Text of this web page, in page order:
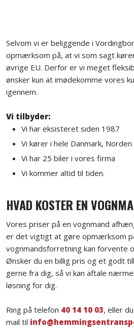
Selvom vi er beliggende i
opmærksom på, at vi som sagt
øvrige EU. Derfor er vi meget
ønsker kun at imødekomme vores
igennem.
Vi tilbyder:
​​Vi har eksisteret siden 1987
​Vi kører i hele Danmark,
​Vi har 25 biler i vores firma
​Vi kommer altid til tiden.
HVAD KOSTER EN
Vores priser på en vognmand
er det vigtigt at gøre opmærksom
vognmandsforretning kan forvente
Ønsker du en billig pris og et godt
gerne fra dig, så vi kan aftale
løsning for dig.
Ring på telefon 40 14 10 03, eller
mail til